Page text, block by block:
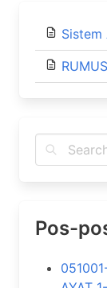
Sistem
Pos-